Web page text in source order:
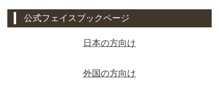
公式フェイスブックページ
日本の方向け
外国の方向け